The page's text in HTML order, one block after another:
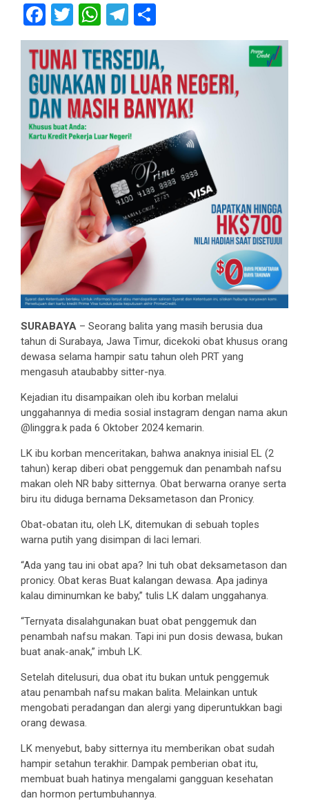
Facebook
Twitter
WhatsApp
Telegram
SURABAYA – Seorang balita yang masih berusia dua
tahun di Surabaya, Jawa Timur, dicekoki obat khusus orang
dewasa selama hampir satu tahun oleh PRT yang
mengasuh ataubabby sitter-nya.
Kejadian itu disampaikan oleh ibu korban melalui
unggahannya di media sosial instagram dengan nama akun
@linggra.k pada 6 Oktober 2024 kemarin.
LK ibu korban menceritakan, bahwa anaknya inisial EL (2
tahun) kerap diberi obat penggemuk dan penambah nafsu
makan oleh NR baby sitternya. Obat berwarna oranye serta
biru itu diduga bernama Deksametason dan Pronicy.
Obat-obatan itu, oleh LK, ditemukan di sebuah toples
warna putih yang disimpan di laci lemari.
“Ada yang tau ini obat apa? Ini tuh obat deksametason dan
pronicy. Obat keras Buat kalangan dewasa. Apa jadinya
kalau diminumkan ke baby,” tulis LK dalam unggahanya.
“Ternyata disalahgunakan buat obat penggemuk dan
penambah nafsu makan. Tapi ini pun dosis dewasa, bukan
buat anak-anak,” imbuh LK.
Setelah ditelusuri, dua obat itu bukan untuk penggemuk
atau penambah nafsu makan balita. Melainkan untuk
mengobati peradangan dan alergi yang diperuntukkan bagi
orang dewasa.
LK menyebut, baby sitternya itu memberikan obat sudah
hampir setahun terakhir. Dampak pemberian obat itu,
membuat buah hatinya mengalami gangguan kesehatan
dan hormon pertumbuhannya.